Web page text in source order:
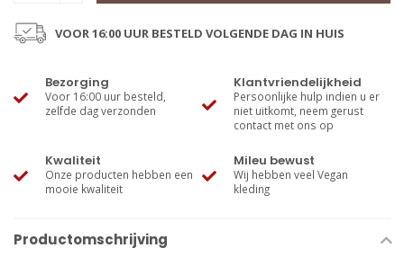
VOOR 16:00 UUR BESTELD VOLGENDE DAG IN HUIS
Bezorging
Voor 16:00 uur besteld,
zelfde dag verzonden
Klantvriendelijkheid
Persoonlijke hulp indien u er
niet uitkomt, neem gerust
contact met ons op
Kwaliteit
Onze producten hebben een
mooie kwaliteit
Mileu bewust
Wij hebben veel Vegan
kleding
Productomschrijving